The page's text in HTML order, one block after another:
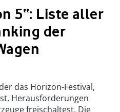
5“: Liste aller
der
das Horizon-Festival,
Herausforderungen
freischaltest. Die